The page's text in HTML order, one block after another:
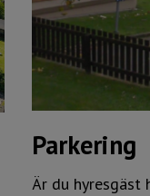
Parkering
Är du hyresgäst